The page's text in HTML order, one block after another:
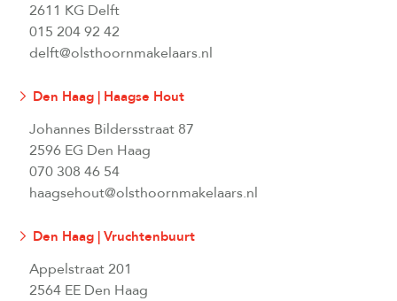
2611 KG Delft
015 204 92 42
delft@olsthoornmakelaars.nl
Den Haag | Haagse Hout
Johannes Bildersstraat 87
2596 EG Den Haag
070 308 46 54
haagsehout@olsthoornmakelaars.nl
Den Haag | Vruchtenbuurt
Appelstraat 201
2564 EE Den Haag